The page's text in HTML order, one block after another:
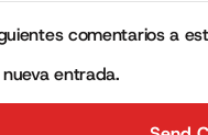
comentarios a
entrada.